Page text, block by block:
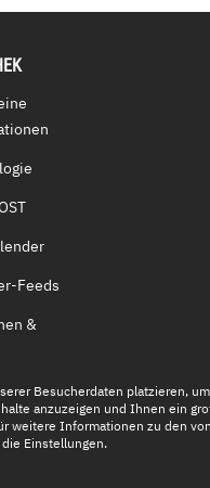
Feeds
&
Besucherdaten platzieren,
anzuzeigen und Ihnen ein
weitere Informationen zu den
Einstellungen.